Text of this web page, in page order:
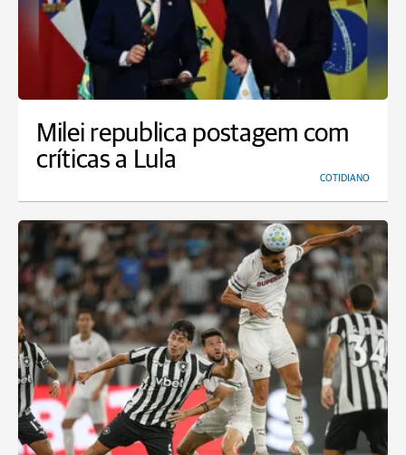
Milei republica postagem com
críticas a Lula
COTIDIANO